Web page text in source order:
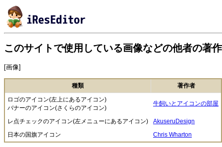
このサイトで使用している画像などの他者の著
[画像]
種類
著作者
ロゴのアイコン(左上にあるアイコン)
バナーのアイコン(さくらのアイコン)
牛飼いとアイコンの部屋
レ点チェックのアイコン(左メニューにあるアイコン)
AkuseruDesign
日本の国旗アイコン
Chris Wharton